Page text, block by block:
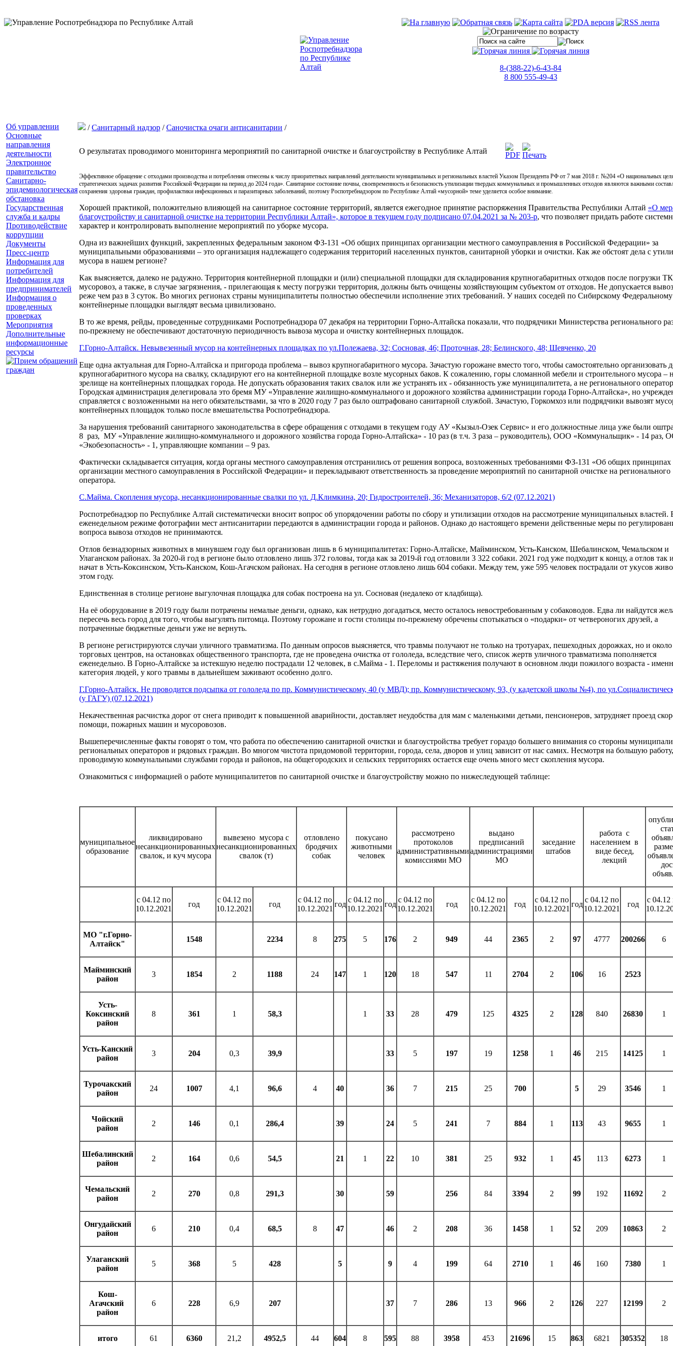
8-(388-22)-6-43-84
8 800 555-49-43
Об управлении
Основные
направления
деятельности
Электронное
правительство
Санитарно-
эпидемиологическая
обстановка
Государственная
служба и кадры
Противодействие
коррупции
Документы
Пресс-центр
Информация для
потребителей
Информация для
предпринимателей
Информация о
проведенных
проверках
Мероприятия
Дополнительные
информационные
ресурсы
/Санитарный надзор /Саночистка очаги антисанитарии /
О результатах проводимого мониторинга мероприятий по санитарной очистке и благоустройству в Республике Алтай
Эффективное обращение с отходами производства и потребления отнесены к числу приоритетных направлений деятельности муниципальных и региональных властей Указом Президента РФ от 7 мая 2018 г. №204 «О национальных
стратегических задачах развития Российской Федерации на период до 2024 года». Санитарное состояние почвы, своевременность и безопасность утилизации твердых коммунальных и промышленных отходов являются важными
сохранения здоровья граждан, профилактики инфекционных и паразитарных заболеваний, поэтому Роспотребнадзором по Республике Алтай «мусорной» теме уделяется особое внимание.
Хорошей практикой, положительно влияющей на санитарное состояние территорий, является ежегодное принятие распоряжения Правительства Республики Алтай «О
благоустройству и санитарной очистке на территории Республики Алтай», которое в текущем году подписано 07.04.2021 за № 203-р, что позволяет придать работе
характер и контролировать выполнение мероприятий по уборке мусора.
Одна из важнейших функций, закрепленных федеральным законом ФЗ-131 «Об общих принципах организации местного самоуправления в Российской Федерации» за
муниципальными образованиями – это организация надлежащего содержания территорий населенных пунктов, санитарной уборки и очистки. Как же обстоят дела с
мусора в нашем регионе?
Как выясняется, далеко не радужно. Территория контейнерной площадки и (или) специальной площадки для складирования крупногабаритных отходов после погрузки
мусоровоз, а также, в случае загрязнения, - прилегающая к месту погрузки территория, должны быть очищены хозяйствующим субъектом от отходов. Не допускается
реже чем раз в 3 суток. Во многих регионах страны муниципалитеты полностью обеспечили исполнение этих требований. У наших соседей по Сибирскому
контейнерные площадки выглядят весьма цивилизовано.
В то же время, рейды, проведенные сотрудниками Роспотребнадзора 07 декабря на территории Горно-Алтайска показали, что подрядчики Министерства регионального
по-прежнему не обеспечивают достаточную периодичность вывоза мусора и очистку контейнерных площадок.
Г.Горно-Алтайск. Невывезенный мусор на контейнерных площадках по ул.Полежаева, 32; Сосновая, 46; Проточная, 28; Белинского, 48; Шевченко, 20
Еще одна актуальная для Горно-Алтайска и пригорода проблема – вывоз крупногабаритного мусора. Зачастую горожане вместо того, чтобы самостоятельно организовать
крупногабаритного мусора на свалку, складируют его на контейнерной площадке возле мусорных баков. К сожалению, горы сломанной мебели и строительного мусора –
зрелище на контейнерных площадках города. Не допускать образования таких свалок или же устранять их - обязанность уже муниципалитета, а не регионального
Городская администрация делегировала это бремя МУ «Управление жилищно-коммунального и дорожного хозяйства администрации города Горно-Алтайска», но
справляется с возложенными на него обязательствами, за что в 2020 году 7 раз было оштрафовано санитарной службой. Зачастую, Горкомхоз или подрядчики вывозят
контейнерных площадок только после вмешательства Роспотребнадзора.
За нарушения требований санитарного законодательства в сфере обращения с отходами в текущем году АУ «Кызыл-Озек Сервис» и его должностные лица уже были
8 раз, МУ «Управление жилищно-коммунального и дорожного хозяйства города Горно-Алтайска» - 10 раз (в т.ч. 3 раза – руководитель), ООО «Коммунальщик» - 14 раз,
«Экобезопасность» - 1, управляющие компании – 9 раз.
Фактически складывается ситуация, когда органы местного самоуправления отстранились от решения вопроса, возложенных требованиями ФЗ-131 «Об общих принципах
организации местного самоуправления в Российской Федерации» и перекладывают ответственность за проведение мероприятий по санитарной очистке на регионального
оператора.
С.Майма. Скопления мусора, несанкционированные свалки по ул. Д.Климкина, 20; Гидростроителей, 36; Механизаторов, 6/2 (07.12.2021)
Роспотребнадзор по Республике Алтай систематически вносит вопрос об упорядочении работы по сбору и утилизации отходов на рассмотрение муниципальных властей.
еженедельном режиме фотографии мест антисанитарии передаются в администрации города и районов. Однако до настоящего времени действенные меры по
вопроса вывоза отходов не принимаются.
Отлов безнадзорных животных в минувшем году был организован лишь в 6 муниципалитетах: Горно-Алтайске, Майминском, Усть-Канском, Шебалинском, Чемальском и
Улаганском районах. За 2020-й год в регионе было отловлено лишь 372 головы, тогда как за 2019-й год отловили 3 322 собаки. 2021 год уже подходит к концу, а отлов так
начат в Усть-Коксинском, Усть-Канском, Кош-Агачском районах. На сегодня в регионе отловлено лишь 604 собаки. Между тем, уже 595 человек пострадали от укусов
этом году.
Единственная в столице регионе выгулочная площадка для собак построена на ул. Сосновая (недалеко от кладбища).
На её оборудование в 2019 году были потрачены немалые деньги, однако, как нетрудно догадаться, место осталось невостребованным у собаководов. Едва ли найдутся
пересечь весь город для того, чтобы выгулять питомца. Поэтому горожане и гости столицы по-прежнему обречены спотыкаться о «подарки» от четвероногих друзей, а
потраченные бюджетные деньги уже не вернуть.
В регионе регистрируются случаи уличного травматизма. По данным опросов выясняется, что травмы получают не только на тротуарах, пешеходных дорожках, но и около
торговых центров, на остановках общественного транспорта, где не проведена очистка от гололеда, вследствие чего, список жертв уличного травматизма пополняется
еженедельно. В Горно-Алтайске за истекшую неделю пострадали 12 человек, в с.Майма - 1. Переломы и растяжения получают в основном люди пожилого возраста -
категория людей, у кого травмы в дальнейшем заживают особенно долго.
Г.Горно-Алтайск. Не проводится подсыпка от гололеда по пр. Коммунистическому, 40 (у МВД); пр. Коммунистическому, 93, (у кадетской школы №4), по
(у ГАГУ) (07.12.2021)
Некачественная расчистка дорог от снега приводит к повышенной аварийности, доставляет неудобства для мам с маленькими детьми, пенсионеров, затрудняет проезд
помощи, пожарных машин и мусоровозов.
Вышеперечисленные факты говорят о том, что работа по обеспечению санитарной очистки и благоустройства требует гораздо большего внимания со стороны
региональных операторов и рядовых граждан. Во многом чистота придомовой территории, города, села, дворов и улиц зависит от нас самих. Несмотря на большую работу,
проводимую коммунальными службами города и районов, на общегородских и сельских территориях остается еще очень много мест скопления мусора.
Ознакомиться с информацией о работе муниципалитетов по санитарной очистке и благоустройству можно по нижеследующей таблице:
муниципальное
образование
ликвидировано
несанкционированных
свалок, и куч мусора
вывезено мусора с
несанкционированных
свалок (т)
отловлено
бродячих
собак
покусано
животными
человек
рассмотрено
протоколов
административными
комиссиями МО
выдано
предписаний
администрациями
МО
заседание
штабов
работа с
населением в
виде бесед,
лекций
с 04.12 по
10.12.2021
год
с 04.12 по
10.12.2021
год
с 04.12 по
10.12.2021
год
с 04.12 по
10.12.2021
год
с 04.12 по
10.12.2021
год
с 04.12 по
10.12.2021
год
с 04.12 по
10.12.2021
год
с 04.12 по
10.12.2021
год
с 04.12
МО "г.Горно-
Алтайск"
1548 2234 8 275 5 176 2 949 44 2365 2 97 4777 200266 6
Майминский
район
3 1854 2 1188 24 147 1 120 18 547 11 2704 2 106 16 2523
Усть-
Коксинский
район
8 361 1 58,3 1 33 28 479 125 4325 2 128 840 26830 1
Усть-Канский
район
3 204 0,3 39,9 33 5 197 19 1258 1 46 215 14125 1
Турочакский
район
24 1007 4,1 96,6 4 40 36 7 215 25 700 5 29 3546 1
Чойский
район
2 146 0,1 286,4 39 24 5 241 7 884 1 113 43 9655 1
Шебалинский
район
2 164 0,6 54,5 21 1 22 10 381 25 932 1 45 113 6273 1
Чемальский
район
2 270 0,8 291,3 30 59 256 84 3394 2 99 192 11692 2
Онгудайский
район
6 210 0,4 68,5 8 47 46 2 208 36 1458 1 52 209 10863 2
Улаганский
район
5 368 5 428 5 9 4 199 64 2710 1 46 160 7380 1
Кош-
Агачский
район
6 228 6,9 207 37 7 286 13 966 2 126 227 12199 2
итого 61 6360 21,2 4952,5 44 604 8 595 88 3958 453 21696 15 863 6821 305352 18